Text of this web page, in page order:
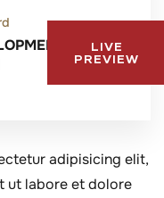
LIVE
PREVIEW
adipisicing elit,
ut labore et dolore